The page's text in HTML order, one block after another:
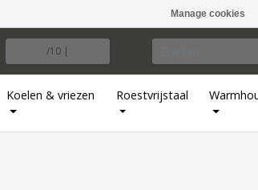
Manage cookies
/10 |
Koelen & vriezen Roestvrijstaal